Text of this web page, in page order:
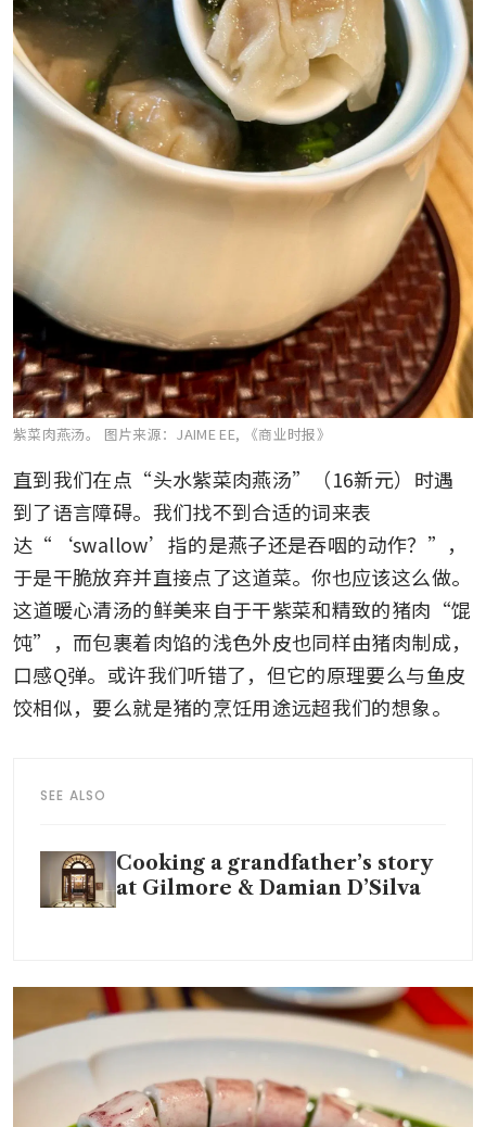
紫菜肉燕汤。 图片来源：JAIME EE, 《商业时报》
直到我们在点“头水紫菜肉燕汤”（16新元）时遇
到了语言障碍。我们找不到合适的词来表
达“‘swallow’指的是燕子还是吞咽的动作？”，
于是干脆放弃并直接点了这道菜。你也应该这么做。
这道暖心清汤的鲜美来自于干紫菜和精致的猪肉“馄
饨”，而包裹着肉馅的浅色外皮也同样由猪肉制成，
口感Q弹。或许我们听错了，但它的原理要么与鱼皮
饺相似，要么就是猪的烹饪用途远超我们的想象。
SEE ALSO
Cooking a grandfather’s story
at Gilmore & Damian D’Silva